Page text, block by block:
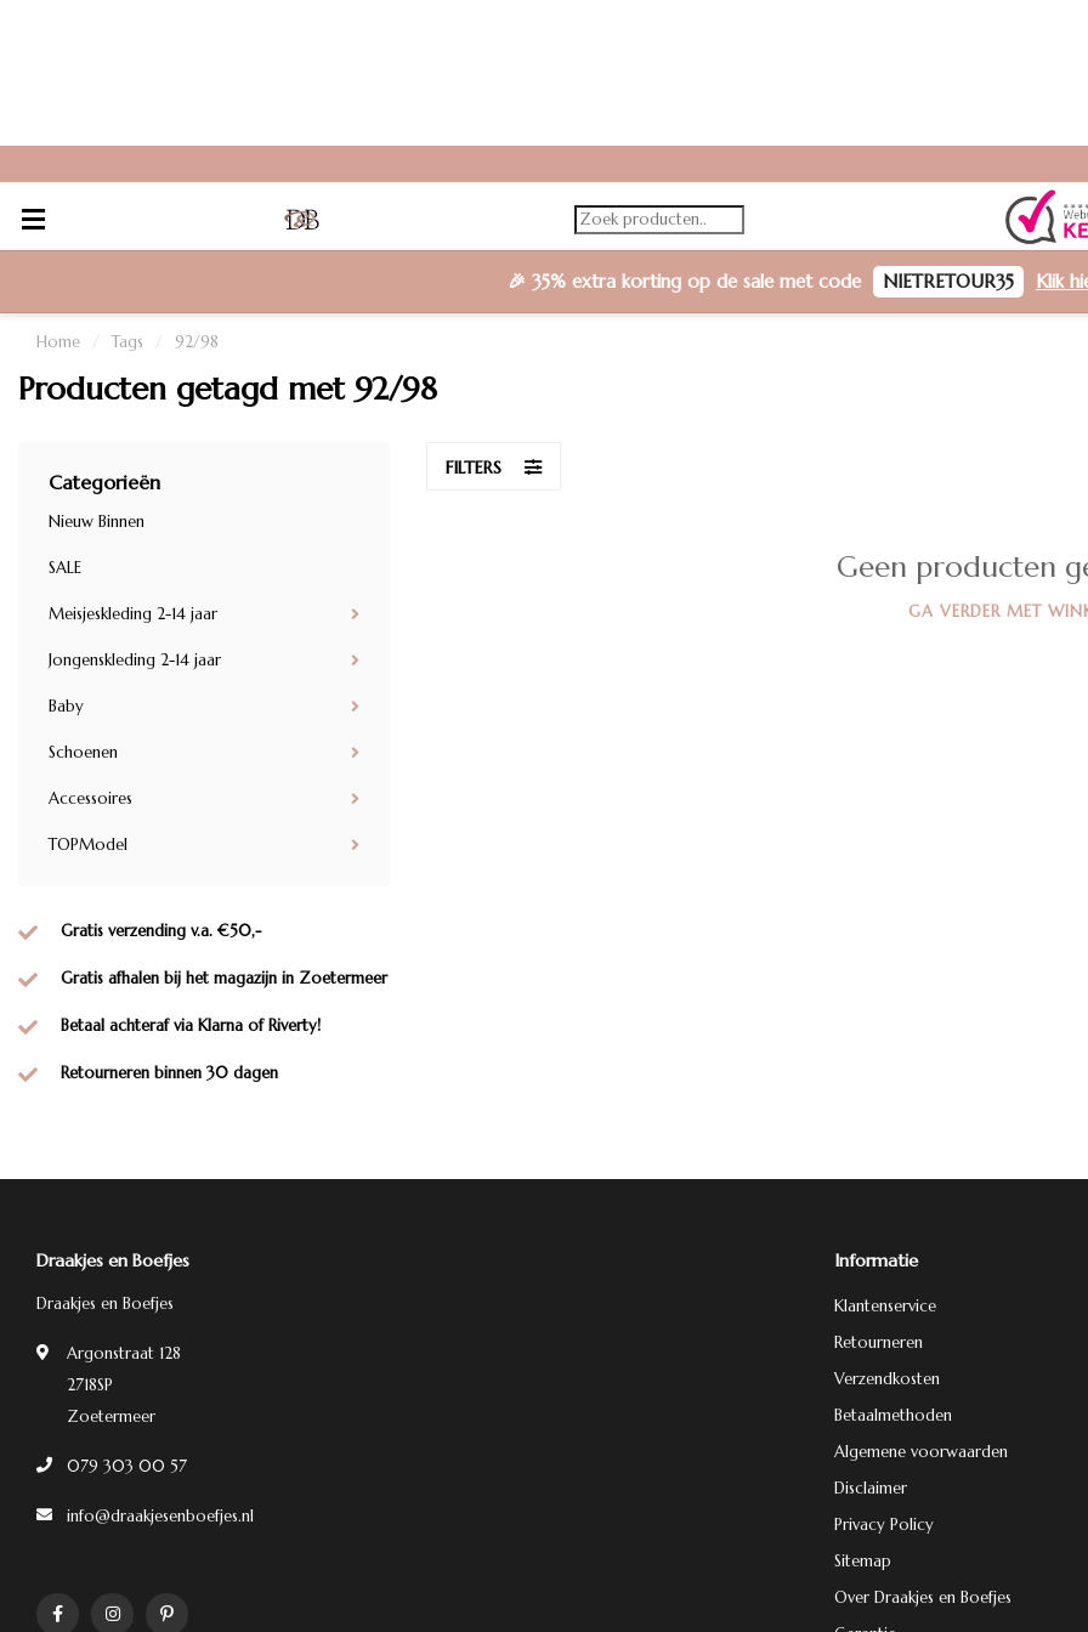
🎉 35% extra korting op de sale met code NIETRETOUR35 Klik
Home / Tags / 92/98
Producten getagd met 92/98
Categorieën
Nieuw Binnen
SALE
Meisjeskleding 2-14 jaar
Jongenskleding 2-14 jaar
Baby
Schoenen
Accessoires
TOPModel
Gratis verzending v.a. €50,-
Gratis afhalen bij het magazijn in Zoetermeer
Betaal achteraf via Klarna of Riverty!
Retourneren binnen 30 dagen
FILTERS
Geen producten
GA VERDER MET
Draakjes en Boefjes
Draakjes en Boefjes
Argonstraat 128
2718SP
Zoetermeer
079 303 00 57
info@draakjesenboefjes.nl
Informatie
Klantenservice
Retourneren
Verzendkosten
Betaalmethoden
Algemene voorwaarden
Disclaimer
Privacy Policy
Sitemap
Over Draakjes en Boefjes